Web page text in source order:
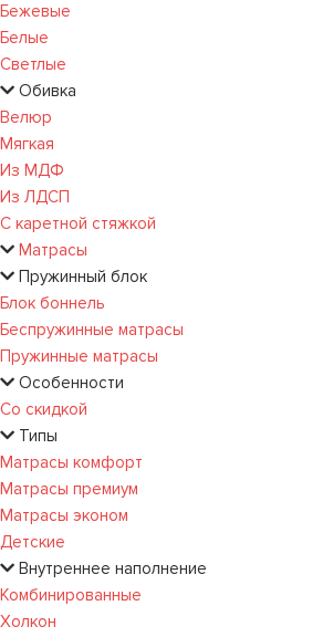
Бежевые
Белые
Светлые
Обивка
Велюр
Мягкая
Из МДФ
Из ЛДСП
С каретной стяжкой
Матрасы
Пружинный блок
Блок боннель
Беспружинные матрасы
Пружинные матрасы
Особенности
Со скидкой
Типы
Матрасы комфорт
Матрасы премиум
Матрасы эконом
Детские
Внутреннее наполнение
Комбинированные
Холкон